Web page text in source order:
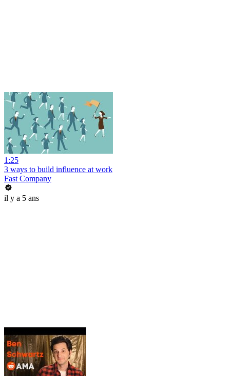
1:25
3 ways to build influence at work
Fast Company
il y a 5 ans